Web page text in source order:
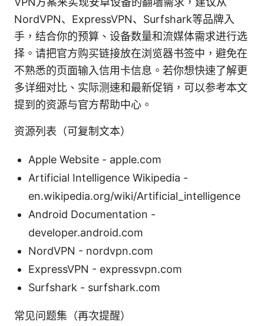
NordVPN、ExpressVPN、Surfshark等品牌入
手，结合你的预算、设备数量和流媒体需求进行选
择。请把官方购买链接放在浏览器书签中，避免在
不熟悉的页面输入信用卡信息。若你想快速了解更
多详细对比、实际测速和最新促销，可以参考本文
提到的资源与官方帮助中心。
资源列表（可复制文本）
Apple Website - apple.com
Artificial Intelligence Wikipedia -
en.wikipedia.org/wiki/Artificial_intelligence
Android Documentation -
developer.android.com
NordVPN - nordvpn.com
ExpressVPN - expressvpn.com
Surfshark - surfshark.com
常见问题集（再次提醒）